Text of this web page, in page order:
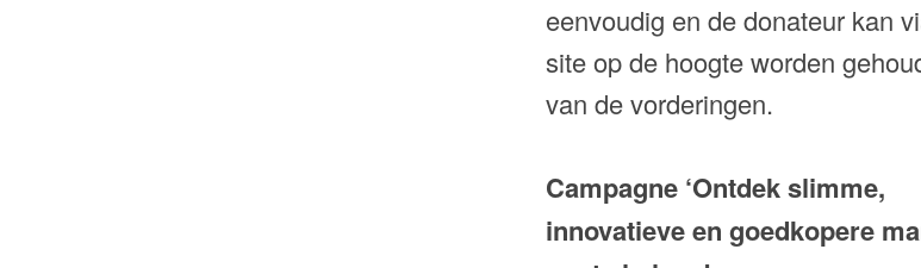
eenvoudig en de donateur kan
site op de hoogte worden
van de vorderingen.
Campagne ‘Ontdek slimme,
innovatieve en goedkopere